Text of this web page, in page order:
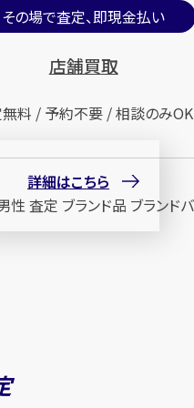
その場で査定、即現金払い
店舗買取
料 / 予約不要 / 相談のみOK
詳細はこちら